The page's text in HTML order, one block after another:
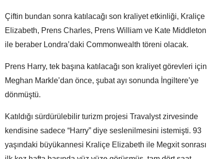
Çiftin bundan sonra katılacağı son kraliyet etkinliği, Kraliçe
Elizabeth, Prens Charles, Prens William ve Kate Middleton
ile beraber Londra’daki Commonwealth töreni olacak.
Prens Harry, tek başına katılacağı son kraliyet görevleri için
Meghan Markle’dan önce, şubat ayı sonunda İngiltere’ye
dönmüştü.
Katıldığı sürdürülebilir turizm projesi Travalyst zirvesinde
kendisine sadece “Harry” diye seslenilmesini istemişti. 93
yaşındaki büyükannesi Kraliçe Elizabeth ile Megxit sonrası